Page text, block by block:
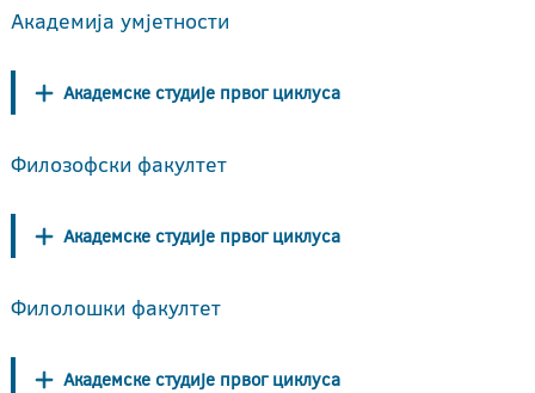
Академија умјетности
Академске студије првог циклуса
Филозофски факултет
Академске студије првог циклуса
Филолошки факултет
Академске студије првог циклуса